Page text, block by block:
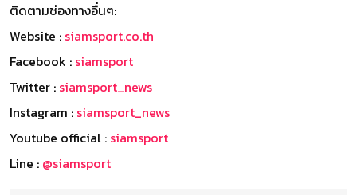
ติดตามช่องทางอื่นๆ:
Website : siamsport.co.th
Facebook : siamsport
Twitter : siamsport_news
Instagram : siamsport_news
Youtube official : siamsport
Line : @siamsport